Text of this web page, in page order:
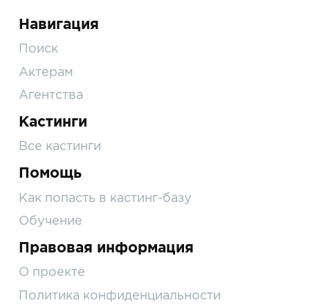
Навигация
Поиск
Актерам
Агентства
Кастинги
Все кастинги
Помощь
Как попасть в кастинг-базу
Обучение
Правовая информация
О проекте
Политика конфиденциальности